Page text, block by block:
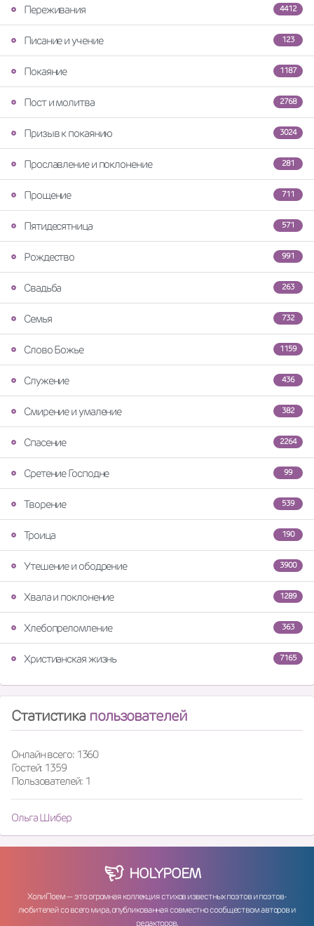
4412
Переживания
123
Писание и учение
1187
Покаяние
2768
Пост и молитва
3024
Призыв к покаянию
281
Прославление и поклонение
711
Прощение
571
Пятидесятница
991
Рождество
263
Свадьба
732
Семья
1159
Слово Божье
436
Служение
382
Смирение и умаление
2264
Спасение
99
Сретение Господне
539
Творение
190
Троица
3900
Утешение и ободрение
1289
Хвала и поклонение
363
Хлебопреломление
7165
Христианская жизнь
Статистика пользователей
Онлайн всего: 1360
Гостей: 1359
Пользователей: 1
Ольга Шибер
HOLYPOEM
ХолиПоем — это огромная коллекция стихов известных поэтов и поэтов-
любителей со всего мира, опубликованная совместно сообществом авторов и
редакторов.